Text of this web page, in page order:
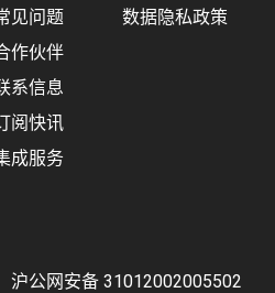
见问题
作伙伴
系信息
阅快讯
成服务
数据隐私政策
沪公网安备 31012002005502